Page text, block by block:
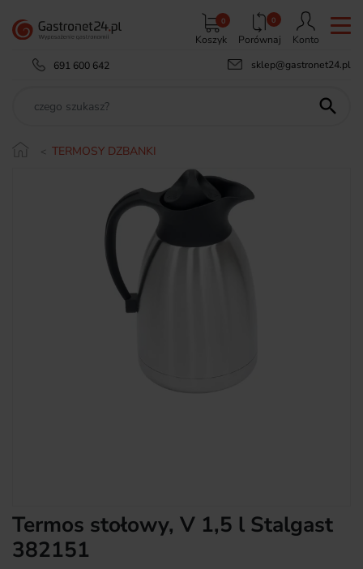
Koszyk
0 0
Porównaj
Konto
691 600 642
sklep@gastronet24.pl

TERMOSY DZBANKI
Termos stołowy, V 1,5 l Stalgast
382151